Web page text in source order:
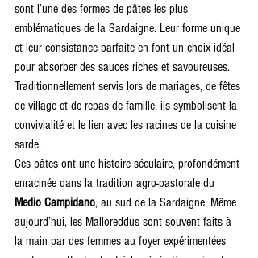
sont l’une des formes de pâtes les plus
emblématiques de la Sardaigne. Leur forme unique
et leur consistance parfaite en font un choix idéal
pour absorber des sauces riches et savoureuses.
Traditionnellement servis lors de mariages, de fêtes
de village et de repas de famille, ils symbolisent la
convivialité et le lien avec les racines de la cuisine
sarde.
Ces pâtes ont une histoire séculaire, profondément
enracinée dans la tradition agro-pastorale du
Medio Campidano, au sud de la Sardaigne. Même
aujourd’hui, les Malloreddus sont souvent faits à
la main par des femmes au foyer expérimentées